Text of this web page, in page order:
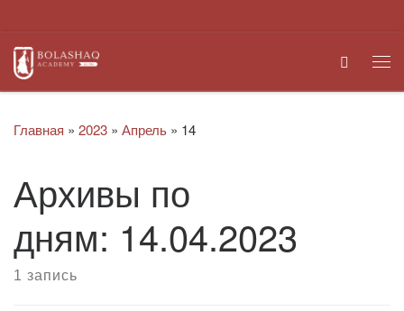
Search
Главная » 2023 » Апрель » 14
Архивы по
дням: 14.04.2023
1 запись